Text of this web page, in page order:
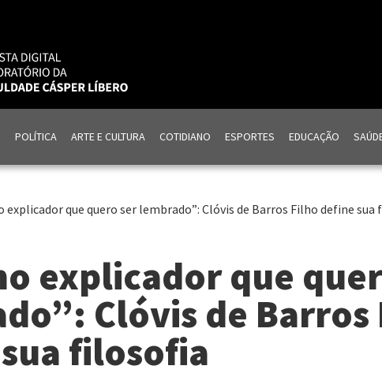
POLÍTICA ARTE E CULTURA COTIDIANO ESPORTES EDUCAÇÃO
explicador que quero ser lembrado”: Clóvis de Barros Filho define
explicador que
Clóvis de Barros
filosofia